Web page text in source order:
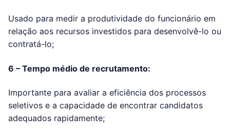
Usado para medir a produtividade do funcionário em
relação aos recursos investidos para desenvolvê-lo ou
contratá-lo;
6 – Tempo médio de recrutamento:
Importante para avaliar a eficiência dos processos
seletivos e a capacidade de encontrar candidatos
adequados rapidamente;